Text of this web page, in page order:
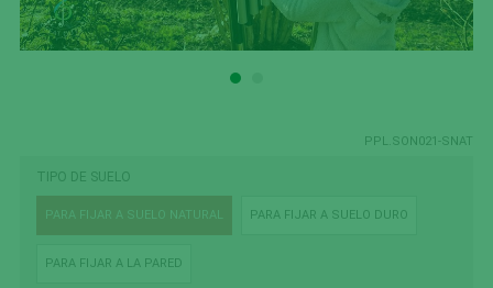
PPL.SON021-SNAT
TIPO DE SUELO
PARA FIJAR A SUELO NATURAL PARA FIJAR A SUELO DURO
PARA FIJAR A LA PARED